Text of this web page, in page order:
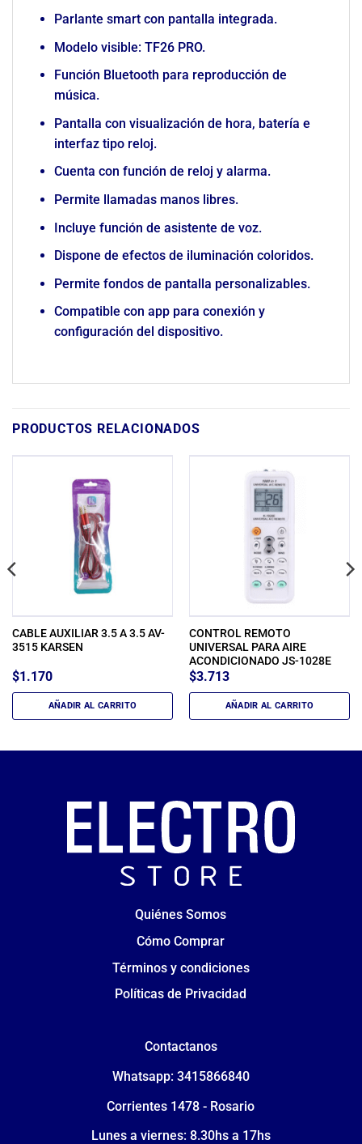
Parlante smart con pantalla integrada.
Modelo visible: TF26 PRO.
Función Bluetooth para reproducción de
música.
Pantalla con visualización de hora, batería e
interfaz tipo reloj.
Cuenta con función de reloj y alarma.
Permite llamadas manos libres.
Incluye función de asistente de voz.
Dispone de efectos de iluminación coloridos.
Permite fondos de pantalla personalizables.
Compatible con app para conexión y
configuración del dispositivo.
PRODUCTOS RELACIONADOS
CABLE AUXILIAR 3.5 A 3.5 AV-
3515 KARSEN
$1.170
AÑADIR AL CARRITO
CONTROL REMOTO
UNIVERSAL PARA AIRE
ACONDICIONADO JS-1028E
$3.713
AÑADIR AL CARRITO
Quiénes Somos
Cómo Comprar
Términos y condiciones
Políticas de Privacidad
Contactanos
Whatsapp: 3415866840
Corrientes 1478 - Rosario
Lunes a viernes: 8.30hs a 17hs